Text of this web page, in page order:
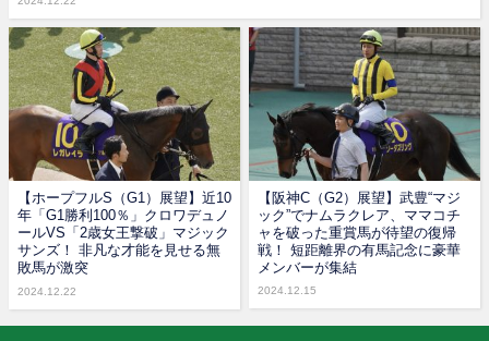
【ホープフルS（G1）展望】近10
年「G1勝利100％」クロワデュノ
ールVS「2歳女王撃破」マジック
サンズ！ 非凡な才能を見せる無
敗馬が激突
2024.12.22
【阪神C（G2）展望】武豊“マジ
ック”でナムラクレア、ママコチ
ャを破った重賞馬が待望の復帰
戦！ 短距離界の有馬記念に豪華
メンバーが集結
2024.12.15